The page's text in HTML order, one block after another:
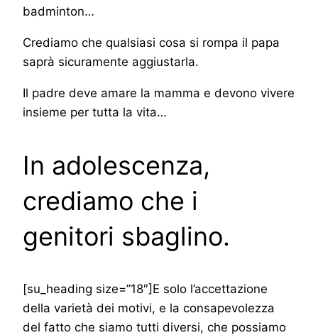
badminton…
Crediamo che qualsiasi cosa si rompa il papa
saprà sicuramente aggiustarla.
Il padre deve amare la mamma e devono vivere
insieme per tutta la vita…
In adolescenza,
crediamo che i
genitori sbaglino.
[su_heading size=”18″]E solo l’accettazione
della varietà dei motivi, e la consapevolezza
del fatto che siamo tutti diversi, che possiamo